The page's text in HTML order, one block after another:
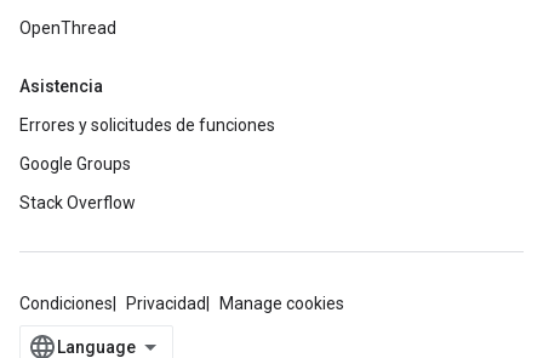
OpenThread
Asistencia
Errores y solicitudes de funciones
Google Groups
Stack Overflow
Condiciones Privacidad Manage cookies